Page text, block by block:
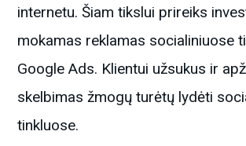
internetu. Šiam tikslui prireiks
mokamas reklamas socialiniuose
Google Ads. Klientui užsukus ir
skelbimas žmogų turėtų lydėti
tinkluose.